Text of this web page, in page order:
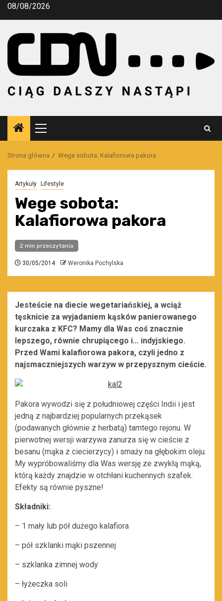
Przejdź
08/08/2026
Menu
główne
Strona główna Wege sobota: Kalafiorowa pakora
Artykuły Lifestyle
Wege sobota:
Kalafiorowa pakora
2 min przeczytania
30/05/2014 Weronika Pochylska
Jesteście na diecie wegetariańskiej, a wciąż
tęsknicie za wyjadaniem kąsków panierowanego
kurczaka z KFC? Mamy dla Was coś znacznie
lepszego, równie chrupiącego i… indyjskiego.
Przed Wami kalafiorowa pakora, czyli jedno z
najsmaczniejszych warzyw w przepysznym cieście.
Pakora wywodzi się z południowej części Indii i jest
jedną z najbardziej popularnych przekąsek
(podawanych głównie z herbatą) tamtego rejonu. W
pierwotnej wersji warzywa zanurza się w cieście z
besanu (mąka z ciecierzycy) i smaży na głębokim oleju.
My wypróbowaliśmy dla Was wersję ze zwykłą mąką,
którą każdy znajdzie w otchłani kuchennych szafek.
Efekty są równie pyszne!
Składniki:
– 1 mały lub pół dużego kalafiora
– pół szklanki mąki pszennej
– szklanka zimnej wody
– łyżeczka soli